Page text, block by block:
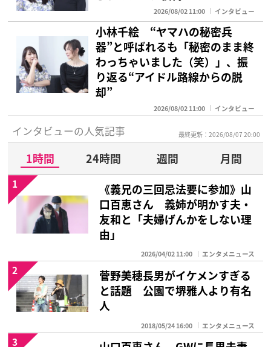
2026/08/02 11:00 インタビュー
小林千絵 “ヤマハの秘密兵
器”と呼ばれるも「秘密のまま終
わっちゃいました（笑）」、振
り返る“アイドル路線からの脱
却”
2026/08/02 11:00 インタビュー
インタビューの人気記事 最終更新：2026/08/07 20:00
1時間 24時間 週間
月間
《義兄の三回忌法要に参加》山
口百恵さん 義姉が明かす夫・
友和と「夫婦げんかをしない理
由」
2026/04/02 11:00 エンタメニュース
1
菅野美穂長男がイケメンすぎる
と話題 公園で堺雅人より有名
人
2018/05/24 16:00 エンタメニュース
2
3